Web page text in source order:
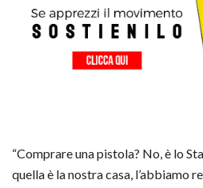
“Comprare una pistola? No, è lo
quella è la nostra casa, l’abbiamo